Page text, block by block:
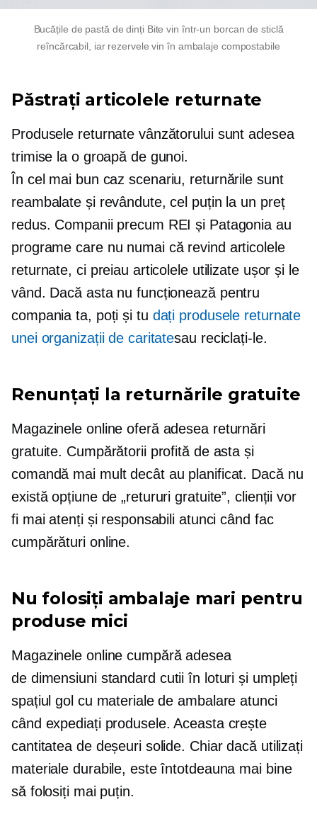
Bucățile de pastă de dinți Bite vin într-un borcan de sticlă
reîncărcabil, iar rezervele vin în ambalaje compostabile
Păstrați articolele returnate
Produsele returnate vânzătorului sunt adesea
trimise la o groapă de gunoi.
În cel mai bun caz scenariu, returnările sunt
reambalate și revândute, cel puțin la un preț
redus. Companii precum REI și Patagonia au
programe care nu numai că revind articolele
returnate, ci preiau articolele utilizate ușor și le
vând. Dacă asta nu funcționează pentru
compania ta, poți și tu dați produsele returnate
unei organizații de caritatesau reciclați-le.
Renunțați la returnările gratuite
Magazinele online oferă adesea returnări
gratuite. Cumpărătorii profită de asta și
comandă mai mult decât au planificat. Dacă nu
există opțiune de „retururi gratuite”, clienții vor
fi mai atenți și responsabili atunci când fac
cumpărături online.
Nu folosiți ambalaje mari pentru
produse mici
Magazinele online cumpără adesea
de dimensiuni standard cutii în loturi și umpleți
spațiul gol cu ​​materiale de ambalare atunci
când expediați produsele. Aceasta crește
cantitatea de deșeuri solide. Chiar dacă utilizați
materiale durabile, este întotdeauna mai bine
să folosiți mai puțin.